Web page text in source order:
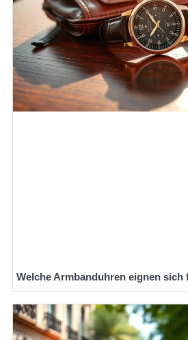
Welche Armbanduhren eignen sich